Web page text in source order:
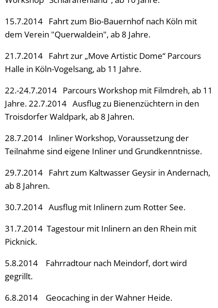
15.7.2014 Fahrt zum Bio-Bauernhof nach Köln mit
dem Verein "Querwaldein", ab 8 Jahre.
21.7.2014 Fahrt zur „Move Artistic Dome“ Parcours
Halle in Köln-Vogelsang, ab 11 Jahre.
22.-24.7.2014 Parcours Workshop mit Filmdreh, ab 11
Jahre. 22.7.2014 Ausflug zu Bienenzüchtern in den
Troisdorfer Waldpark, ab 8 Jahren.
28.7.2014 Inliner Workshop, Voraussetzung der
Teilnahme sind eigene Inliner und Grundkenntnisse.
29.7.2014 Fahrt zum Kaltwasser Geysir in Andernach,
ab 8 Jahren.
30.7.2014 Ausflug mit Inlinern zum Rotter See.
31.7.2014 Tagestour mit Inlinern an den Rhein mit
Picknick.
5.8.2014 Fahrradtour nach Meindorf, dort wird
gegrillt.
6.8.2014 Geocaching in der Wahner Heide.